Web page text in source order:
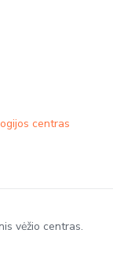
centras
vėžio centras.